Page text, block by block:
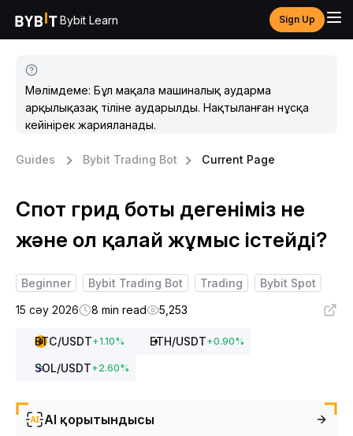
Bybit Learn Sign Up
Мәлімдеме: Бұл мақала машиналық аударма
арқылықазақ тіліне аударылды. Нақтыланған нұсқа
кейінірек жарияланады.
Guides Bybit Trading Bot Current Page
Спот грид боты дегеніміз не
және ол қалай жұмыс істейді?
Beginner Bybit Trading Bot Trading
Bybit Spot
15 сәу 2026
8 min read 5,253
BTC/USDT+1.10% ETH/USDT+0.90%
SOL/USDT+2.60%
AI қорытындысы